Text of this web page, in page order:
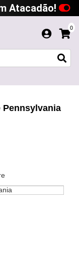
Atacadão!
0
Pennsylvania